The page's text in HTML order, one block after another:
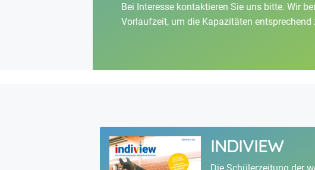
Bei Interesse kontaktieren Sie uns bitte. Wir
Vorlaufzeit, um die Kapazitäten entsprechend
INDIVIEW